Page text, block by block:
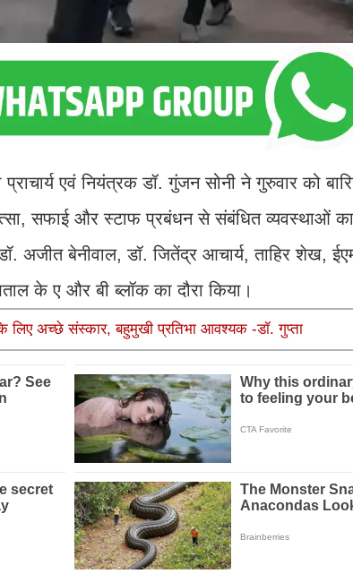
एवं नियंत्रक डॉ. गुंजन सोनी ने गुरुवार को
सफाई और स्टाफ प्रबंधन से संबंधित व्यवस्थाओं का
अजीत बेनीवाल, डॉ. जितेंद्र आचार्य, ताहिर शेख,
के ए और बी ब्लॉक का दौरा किया।
लिए अच्छे संस्कार, बहुमुखी प्रतिभा आवश्यक -डॉ. गुप्ता